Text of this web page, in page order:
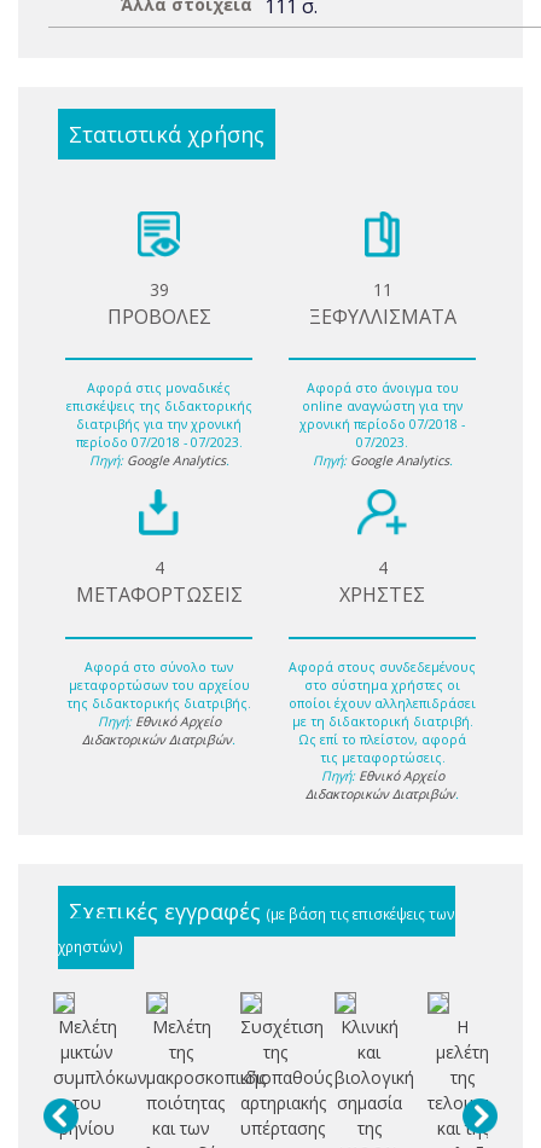
111 σ.
Στατιστικά χρήσης
39
ΠΡΟΒΟΛΕΣ
Αφορά στις μοναδικές
επισκέψεις της διδακτορικής
διατριβής για την χρονική
περίοδο 07/2018 - 07/2023.
Πηγή: Google Analytics.
11
ΞΕΦΥΛΛΙΣΜΑΤΑ
Αφορά στο άνοιγμα του
online αναγνώστη για την
χρονική περίοδο 07/2018 -
07/2023.
Πηγή: Google Analytics.
4
ΜΕΤΑΦΟΡΤΩΣΕΙΣ
Αφορά στο σύνολο των
μεταφορτώσων του αρχείου
της διδακτορικής διατριβής.
Πηγή: Εθνικό Αρχείο
Διδακτορικών Διατριβών.
4
ΧΡΗΣΤΕΣ
Αφορά στους συνδεδεμένους
στο σύστημα χρήστες οι
οποίοι έχουν αλληλεπιδράσει
με τη διδακτορική διατριβή.
Ως επί το πλείστον, αφορά
τις μεταφορτώσεις.
Πηγή: Εθνικό Αρχείο
Διδακτορικών Διατριβών.
Σχετικές εγγραφές (με βάση τις επισκέψεις των
χρηστών)
Μελέτη
μικτών
συμπλόκων
του
ρηνίου
Μελέτη
της
μακροσκοπικής
ποιότητας
και των
Συσχέτιση
της
ιδιοπαθούς
αρτηριακής
υπέρτασης
Κλινική
και
βιολογική
σημασία
της
Η
μελέτη
της
τελομεράσης
και της